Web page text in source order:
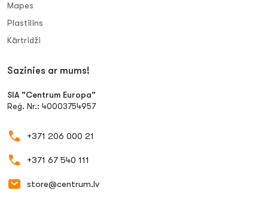
Mapes
Plastilīns
Kārtridži
Sazinies ar mums!
SIA "Centrum Europa"
Reģ. Nr.: 40003754957
+371 206 000 21
+371 67 540 111
store@centrum.lv